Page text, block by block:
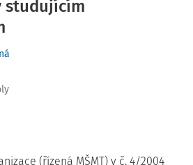
studujícím
(řízená MŠMT) v č. 4/2004